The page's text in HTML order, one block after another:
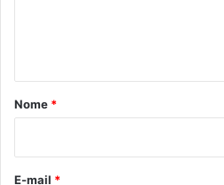
r
*
Nome *
E-mail *